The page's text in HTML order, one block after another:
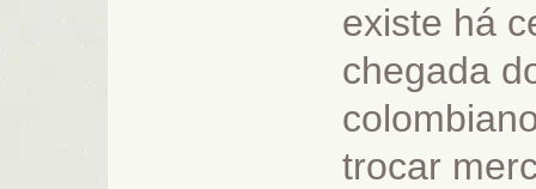
existe há
chegada
trocar